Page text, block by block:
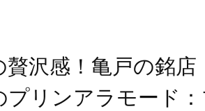
贅沢感！亀戸の銘
プリンアラモード